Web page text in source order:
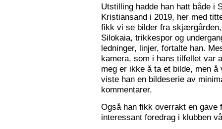
Utstilling hadde han hatt både i
Kristiansand i 2019, her med
fikk vi se bilder fra
Silokaia, trikkespor og
ledninger, linjer, fortalte han.
kamera, som i hans tilfellet var
meg er ikke å ta et bilde, men
viste han en bildeserie av
kommentarer.
Også han fikk overrakt en gave
interessant foredrag i klubben